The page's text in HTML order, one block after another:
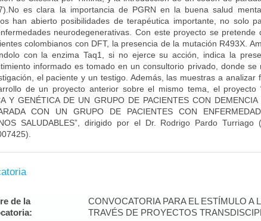
es clara la importancia de PGRN en la buena salud
han abierto posibilidades de terapéutica importante, no solo
neurodegenerativas. Con este proyecto se pretende
colombianos con DFT, la presencia de la mutación R493X.
con la enzima Taq1, si no ejerce su acción, indica la
informado es tomado en un consultorio privado, donde se
el paciente y un testigo. Además, las muestras a analizar
de un proyecto anterior sobre el mismo tema, el proyecto
Y GENÉTICA DE UN GRUPO DE PACIENTES CON DEMENCIA
CON UN GRUPO DE PACIENTES CON
SALUDABLES”, dirigido por el Dr. Rodrigo Pardo Turriago
de la
CONVOCATORIA PARA EL ESTÍMULO A
TRAVÉS DE PROYECTOS